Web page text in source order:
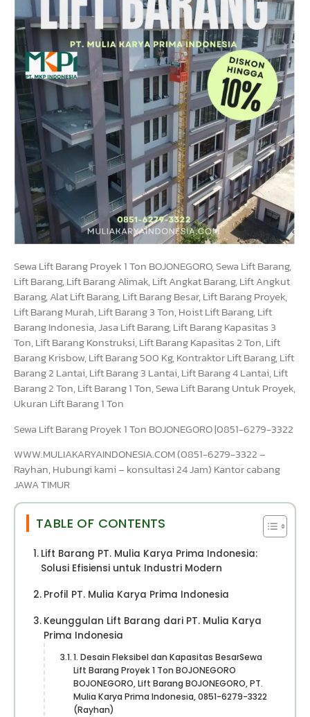
Sewa Lift Barang Proyek 1 Ton BOJONEGORO, Sewa Lift Barang,
Lift Barang, Lift Barang Alimak, Lift Angkat Barang, Lift Angkut
Barang, Alat Lift Barang, Lift Barang Besar, Lift Barang Proyek,
Lift Barang Murah, Lift Barang 3 Ton, Hoist Lift Barang, Lift
Barang Indonesia, Jasa Lift Barang, Lift Barang Kapasitas 3
Ton, Lift Barang Konstruksi, Lift Barang Kapasitas 2 Ton, Lift
Barang Krisbow, Lift Barang 500 Kg, Kontraktor Lift Barang, Lift
Barang 2 Lantai, Lift Barang 3 Lantai, Lift Barang 4 Lantai, Lift
Barang 2 Ton, Lift Barang 1 Ton, Sewa Lift Barang Untuk Proyek,
Ukuran Lift Barang 1 Ton
Sewa Lift Barang Proyek 1 Ton BOJONEGORO |0851-6279-3322
WWW.MULIAKARYAINDONESIA.COM (0851-6279-3322 –
Rayhan, Hubungi kami – konsultasi 24 Jam) Kantor cabang
JAWA TIMUR
TABLE OF CONTENTS
Lift Barang PT. Mulia Karya Prima Indonesia:
Solusi Efisiensi untuk Industri Modern
Profil PT. Mulia Karya Prima Indonesia
Keunggulan Lift Barang dari PT. Mulia Karya
Prima Indonesia
1. Desain Fleksibel dan Kapasitas BesarSewa
Lift Barang Proyek 1 Ton BOJONEGORO
BOJONEGORO, Lift Barang BOJONEGORO, PT.
Mulia Karya Prima Indonesia, 0851-6279-3322
(Rayhan)